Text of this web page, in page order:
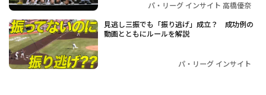
パ・リーグ インサイト 高橋優奈
見逃し三振でも「振り逃げ」成立？ 成功例の
動画とともにルールを解説
パ・リーグ インサイト